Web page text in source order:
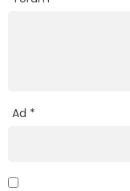
Ad *